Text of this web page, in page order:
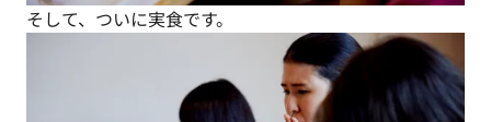
そして、ついに実食です。